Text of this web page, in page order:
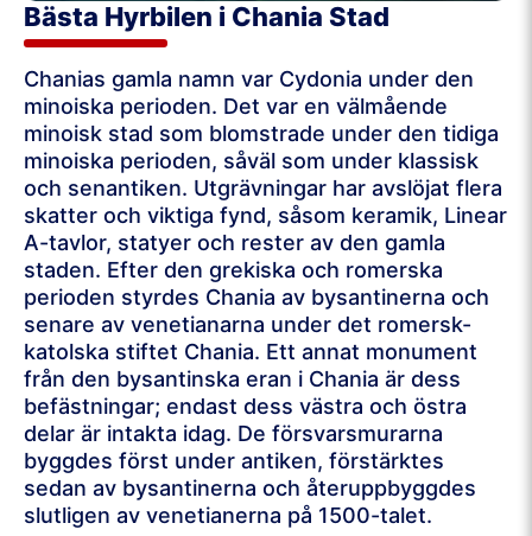
Bästa Hyrbilen i Chania Stad
Chanias gamla namn var Cydonia under den
minoiska perioden. Det var en välmående
minoisk stad som blomstrade under den tidiga
minoiska perioden, såväl som under klassisk
och senantiken. Utgrävningar har avslöjat flera
skatter och viktiga fynd, såsom keramik, Linear
A-tavlor, statyer och rester av den gamla
staden. Efter den grekiska och romerska
perioden styrdes Chania av bysantinerna och
senare av venetianarna under det romersk-
katolska stiftet Chania. Ett annat monument
från den bysantinska eran i Chania är dess
befästningar; endast dess västra och östra
delar är intakta idag. De försvarsmurarna
byggdes först under antiken, förstärktes
sedan av bysantinerna och återuppbyggdes
slutligen av venetianerna på 1500-talet.